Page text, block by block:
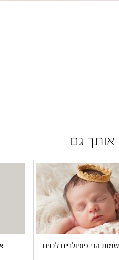
אותך גם
הכי פופולריים לבנים